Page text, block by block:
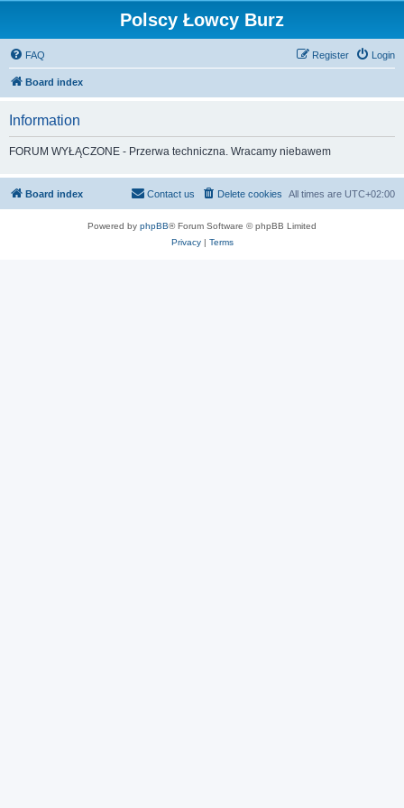
Polscy Łowcy Burz
FAQ Login
Register
Board index
Information
FORUM WYŁĄCZONE - Przerwa techniczna. Wracamy niebawem
Board index All times are UTC+02:00
Delete cookies
Contact us
Powered by phpBB® Forum Software © phpBB Limited
Privacy| Terms